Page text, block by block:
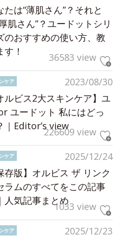
たは“薄肌さん”？それと
肌さん”？ユードットシリ
のおすすめの使い方、教
す！
36583 view
2023/08/30
ケア
ルビス2大スキンケア】ユ
ユードット 私にはどっ
｜Editor’s view226609 view
2025/12/24
ケア
存版】オルビス ザ リンク
ラムのすべてをこの記事
人気記事まとめ1033 view
2025/12/23
ケア